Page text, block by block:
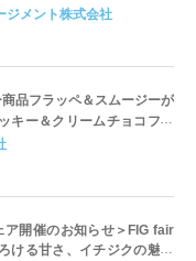
」導入 | ＰＧＭ
ジメント株式会社
品フラッペ＆スムージーが
キー＆クリームチョコフラ
ー」8月5日（水）から販売
ア開催のお知らせ＞FIG fair
ける甘さ、イチジクの魅力